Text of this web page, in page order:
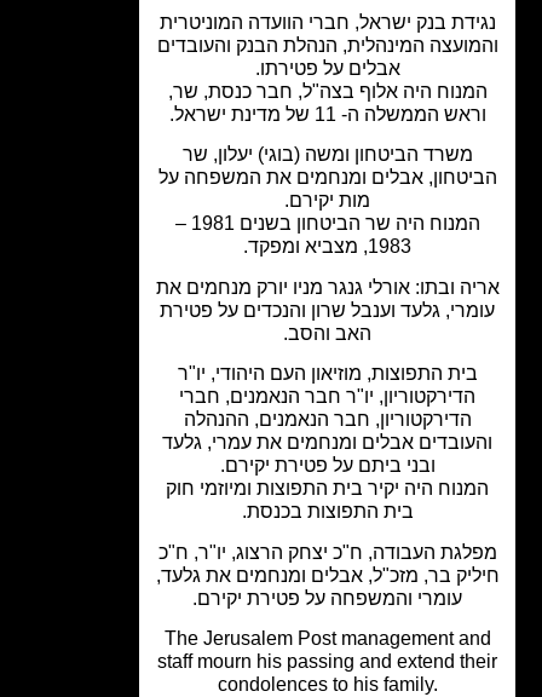
בנק ישראל, חברי הוועדה המוניטרית
המינהלית, הנהלת הבנק והעובדים
אבלים על פטירתו.
היה אלוף בצה"ל, חבר כנסת, שר,
הממשלה ה- 11 של מדינת ישראל.
משרד הביטחון ומשה (בוגי) יעלון, שר
אבלים ומנחמים את המשפחה על
מות יקירם.
המנוח היה שר הביטחון בשנים 1981 –
ובתו: אורלי גנגר מניו יורק מנחמים את
גלעד וענבל שרון והנכדים על פטירת
האב והסב.
בית התפוצות, מוזיאון העם היהודי, יו"ר
הדירקטוריון, יו"ר חבר הנאמנים, חברי
הדירקטוריון, חבר הנאמנים, ההנהלה
אבלים ומנחמים את עמרי, גלעד
ובני ביתם על פטירת יקירם.
היה יקיר בית התפוצות ומיוזמי חוק
בית התפוצות בכנסת.
העבודה, ח"כ יצחק הרצוג, יו"ר, ח"כ
בר, מזכ"ל, אבלים ומנחמים את גלעד,
עומרי והמשפחה על פטירת יקירם.
The Jerusalem Post management
staff mourn his passing and extend
condolences to his family.